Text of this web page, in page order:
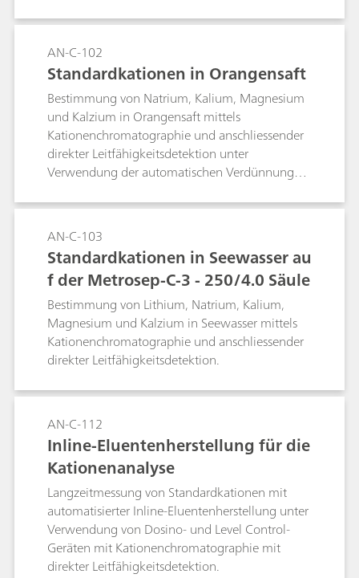
AN-C-102
Standardkationen in Orangensaft
Bestimmung von Natrium, Kalium, Magnesium
und Kalzium in Orangensaft mittels
Kationenchromatographie und anschliessender
direkter Leitfähigkeitsdetektion unter
Verwendung der automatischen Verdünnung
Ultrafiltration.
AN-C-103
Standardkationen in Seewasser au
f der Metrosep-C-3 - 250/4.0 Säule
Bestimmung von Lithium, Natrium, Kalium,
Magnesium und Kalzium in Seewasser mittels
Kationenchromatographie und anschliessender
direkter Leitfähigkeitsdetektion.
AN-C-112
Inline-Eluentenherstellung für die
Kationenanalyse
Langzeitmessung von Standardkationen mit
automatisierter Inline-Eluentenherstellung unter
Verwendung von Dosino- und Level Control-
Geräten mit Kationenchromatographie mit
direkter Leitfähigkeitsdetektion.